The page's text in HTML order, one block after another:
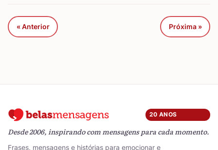
« Anterior Próxima »
20 ANOS
Desde 2006, inspirando com mensagens para cada momento.
Frases, mensagens e histórias para emocionar e